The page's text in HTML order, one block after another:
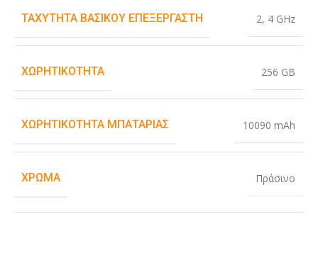
ΤΑΧΎΤΗΤΑ ΒΑΣΙΚΟΎ ΕΠΕΞΕΡΓΑΣΤΉ 2, 4 GHz
ΧΩΡΗΤΙΚΌΤΗΤΑ 256 GB
ΧΩΡΗΤΙΚΌΤΗΤΑ ΜΠΑΤΑΡΊΑΣ 10090 mAh
ΧΡΏΜΑ Πράσινο